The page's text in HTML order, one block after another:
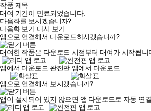
작품 제목
대여 기간이 만료되었습니다.
다음화를 보시겠습니까?
다음화 보기 다시 보기
앱으로 연결해서 다운로드하시겠습니까?
대여한 작품은 다운로드 시점부터 대여가 시작됩니
앱에서 다운로드 완전판 앱에서 다운로드
앱으로 연결해서 보시겠습니까?
앱이 설치되어 있지 않으면 앱 다운로드로 자동 연